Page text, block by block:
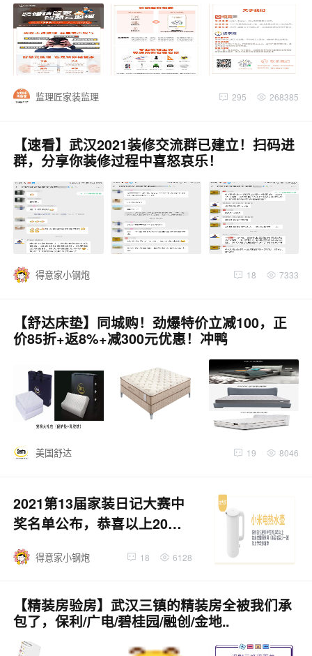
监理匠家装监理 295 268385
【速看】武汉2021装修交流群已建立！扫码进
群，分享你装修过程中喜怒哀乐！
得意家小钢炮 18 7333
【舒达床垫】同城购！劲爆特价立减100，正
价85折+返8%+减300元优惠！冲鸭
美国舒达 19 8046
2021第13届家装日记大赛中
奖名单公布，恭喜以上20位
网友喜提年度豪华大奖！
得意家小钢炮 18 6128
【精装房验房】武汉三镇的精装房全被我们承
包了，保利/广电/碧桂园/融创/金地..